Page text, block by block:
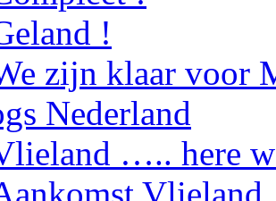
!
zijn klaar voor
Nederland
….. here
Vlieland